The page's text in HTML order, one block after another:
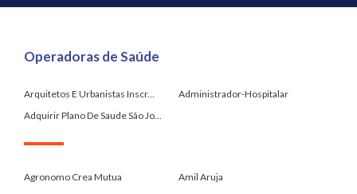
Operadoras de Saúde
Arquitetos E Urbanistas Inscr...
Administrador-Hospitalar
Adquirir Plano De Saude São Jo...
Agronomo Crea Mutua
Amil Aruja